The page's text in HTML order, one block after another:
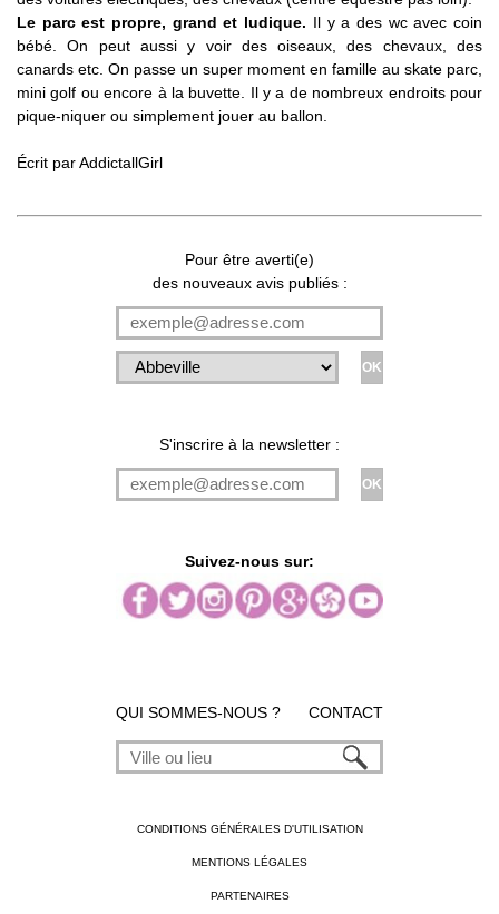
Le parc est propre, grand et ludique. Il y a des wc avec coin
bébé. On peut aussi y voir des oiseaux, des chevaux, des
canards etc. On passe un super moment en famille au skate parc,
mini golf ou encore à la buvette. Il y a de nombreux endroits pour
pique-niquer ou simplement jouer au ballon.
Écrit parAddictallGirl
Pour être averti(e)
des nouveaux avis publiés :
S'inscrire à la newsletter :
Suivez-nous sur:
QUI SOMMES-NOUS ? CONTACT
CONDITIONS GÉNÉRALES D'UTILISATION
MENTIONS LÉGALES
PARTENAIRES